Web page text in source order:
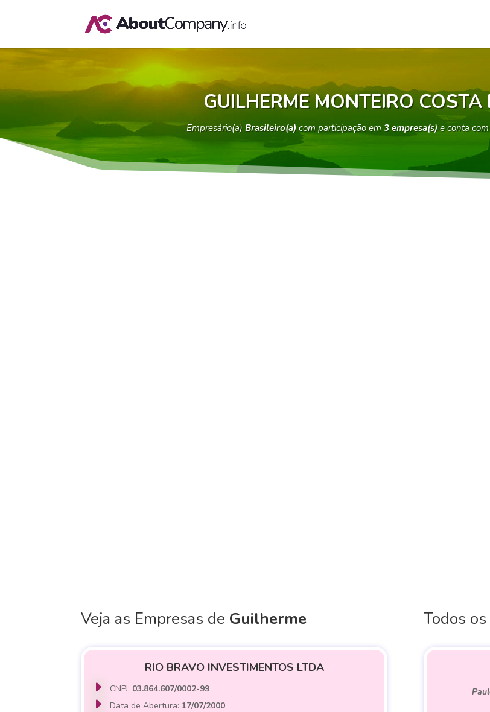
GUILHERME MONTEIRO
Empresário(a) Brasileiro(a) com participação em 3 empresa(s)e conta com
Veja as Empresas de Guilherme
RIO BRAVO INVESTIMENTOS LTDA
CNPJ: 03.864.607/0002-99
Data de Abertura: 17/07/2000
Todos